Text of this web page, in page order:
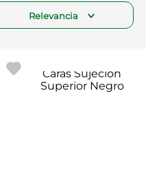
Relevancia